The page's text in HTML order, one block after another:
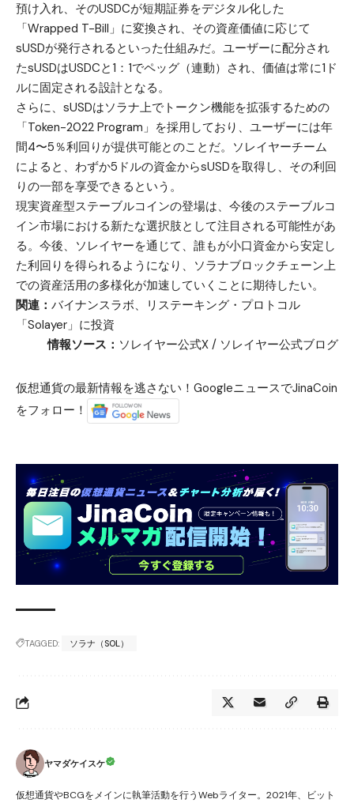
預け入れ、そのUSDCが短期証券をデジタル化した
「Wrapped T-Bill」に変換され、その資産価値に応じて
sUSDが発行されるといった仕組みだ。ユーザーに配分され
たsUSDはUSDCと1：1でペッグ（連動）され、価値は常に1ド
ルに固定される設計となる。
さらに、sUSDはソラナ上でトークン機能を拡張するための
「Token-2022 Program」を採用しており、ユーザーには年
間4〜5％利回りが提供可能とのことだ。ソレイヤーチーム
によると、わずか5ドルの資金からsUSDを取得し、その利回
りの一部を享受できるという。
現実資産型ステーブルコインの登場は、今後のステーブルコ
イン市場における新たな選択肢として注目される可能性があ
る。今後、ソレイヤーを通じて、誰もが小口資金から安定し
た利回りを得られるようになり、ソラナブロックチェーン上
での資産活用の多様化が加速していくことに期待したい。
関連： バイナンスラボ、リステーキング・プロトコル
「Solayer」に投資
情報ソース： ソレイヤー公式X / ソレイヤー公式ブログ
仮想通貨の最新情報を逃さない！GoogleニュースでJinaCoin
をフォロー！
TAGGED: ソラナ（SOL）
ヤマダケイスケ
仮想通貨やBCGをメインに執筆活動を行うWebライター。2021年、ビット